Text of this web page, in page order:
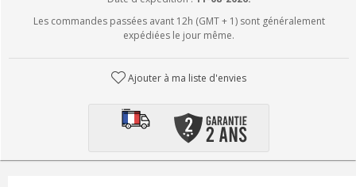
Les commandes passées avant 12h (GMT + 1) sont généralement
expédiées le jour même.
Ajouter à ma liste d'envies